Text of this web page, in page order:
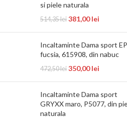
si piele naturala
514,35lei 381,00lei
Incaltaminte Dama sport
fucsia, 615908, din nabuc
472,50lei 350,00lei
Incaltaminte Dama sport
GRYXX maro, P5077, din
naturala